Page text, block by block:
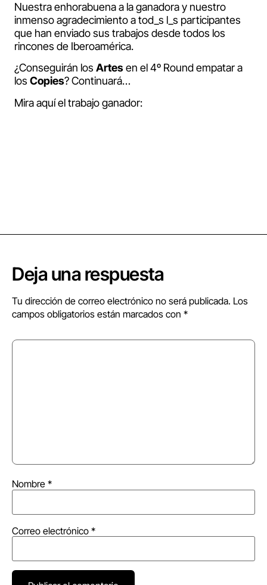
Nuestra enhorabuena a la ganadora y nuestro
inmenso agradecimiento a tod_s l_s participantes
que han enviado sus trabajos desde todos los
rincones de Iberoamérica.
¿Conseguirán los Artesen el 4º Round empatar a
los Copies? Continuará…
Mira aquí el trabajo ganador:
Deja una respuesta
Tu dirección de correo electrónico no será publicada. Los
campos obligatorios están marcados con *
Nombre *
Correo electrónico *